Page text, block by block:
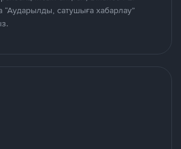
сатушыға хабарлау”